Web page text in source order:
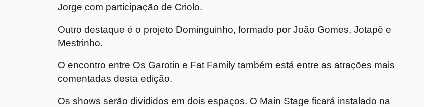
Jorge com participação de Criolo.
Outro destaque é o projeto Dominguinho, formado porJoão Gomes,Jotapê e
Mestrinho.
O encontro entre Os Garotin e Fat Family também está entre as atrações mais
comentadas desta edição.
Os shows serão divididos em dois espaços. O Main Stage ficará instalado na